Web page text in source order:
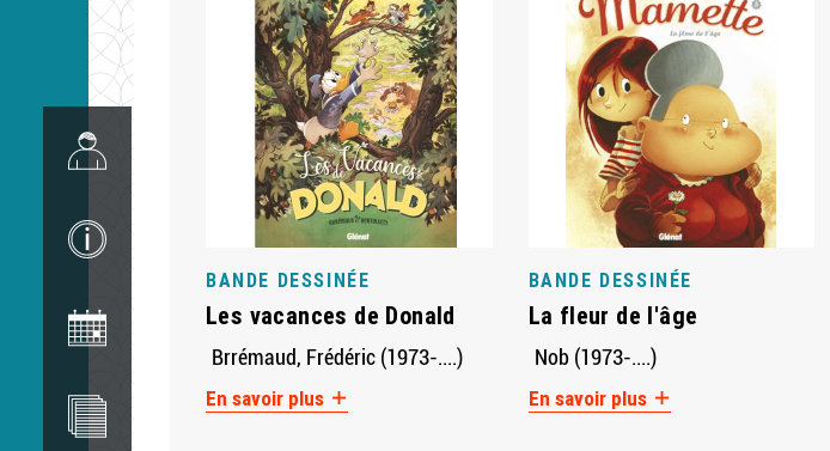
BANDE DESSINÉE
Les vacances de Donald
Brrémaud, Frédéric (1973-....)
En savoir plus
BANDE DESSINÉE
La fleur de l'âge
Nob (1973-....)
En savoir plus